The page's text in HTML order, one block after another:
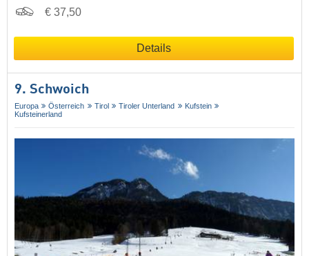
€ 37,50
Details
9. Schwoich
Europa Österreich Tirol Tiroler Unterland
Kufstein
Kufsteinerland